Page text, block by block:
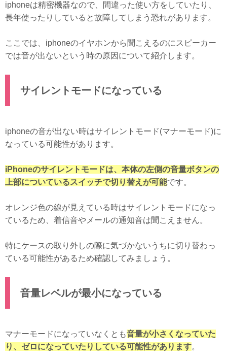
iphoneは精密機器なので、間違った使い方をしていたり、
長年使ったりしていると故障してしまう恐れがあります。
ここでは、iphoneのイヤホンから聞こえるのにスピーカー
では音が出ないという時の原因について紹介します。
サイレントモードになっている
iphoneの音が出ない時はサイレントモード(マナーモード)に
なっている可能性があります。
iPhoneのサイレントモードは、本体の左側の音量ボタンの
上部についているスイッチで切り替えが可能です。
オレンジ色の線が見えている時はサイレントモードになっ
ているため、着信音やメールの通知音は聞こえません。
特にケースの取り外しの際に気づかないうちに切り替わっ
ている可能性があるため確認してみましょう。
音量レベルが最小になっている
マナーモードになっていなくとも音量が小さくなっていた
り、ゼロになっていたりしている可能性があります。